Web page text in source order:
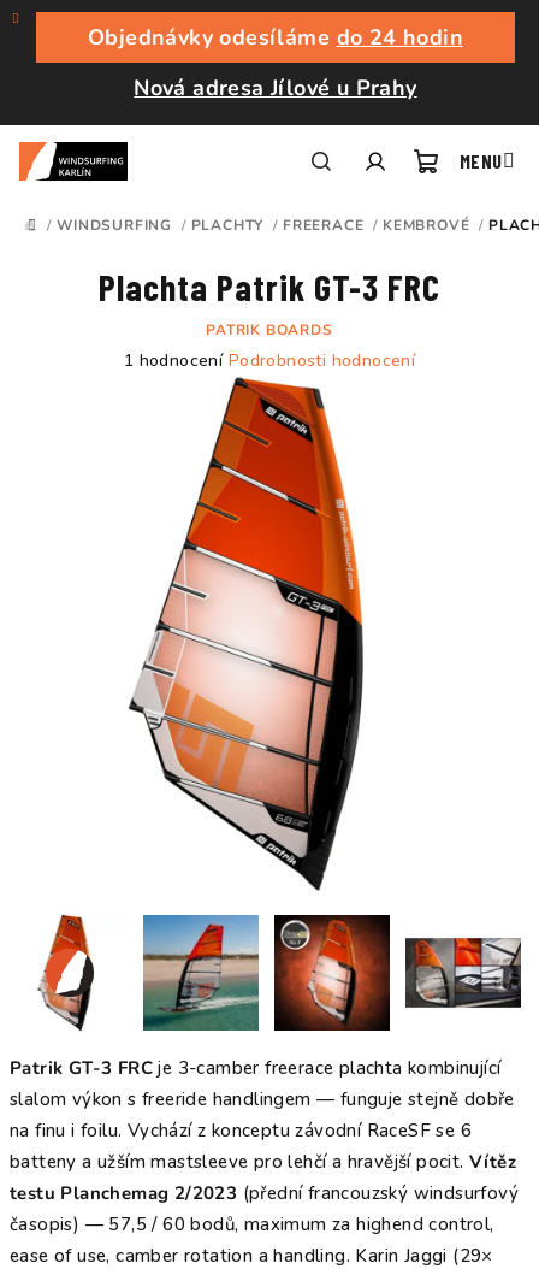
Přejít
obsah
Objednávky odesíláme do 24 hodin
Nová adresa Jílové u Prahy
košík
DOMŮ
/ WINDSURFING / PLACHTY / FREERACE / KEMBROVÉ /
Patrik GT-3 FRC je 3-camber freerace plachta kombinující
slalom výkon s freeride handlingem — funguje stejně dobře
na finu i foilu. Vychází z konceptu závodní RaceSF se 6
batteny a užším mastsleeve pro lehčí a hravější pocit. Vítěz
testu Planchemag 2/2023 (přední francouzský windsurfový
časopis) — 57,5 / 60 bodů, maximum za highend control,
ease of use, camber rotation a handling. Karin Jaggi (29×
Plachta Patrik GT-3 FRC
PATRIK BOARDS
Průměrné
hvězdiček.
1 hodnocení Podrobnosti hodnocení